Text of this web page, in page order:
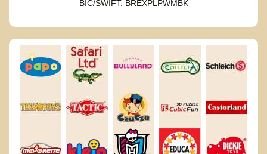
BIC/SWIFT: BREXPLPWMBK